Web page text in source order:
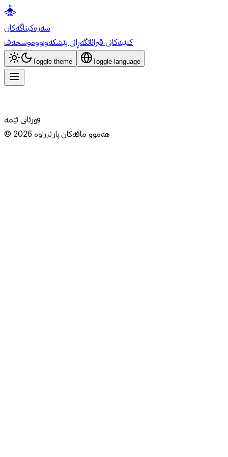
سەرەکیتاگەکان
کتێبەکانی قیرائاتگەڕانی پێشکەوتووموسحەف
Toggle theme Toggle language
قورئانی ئێمە
© 2026هەموو مافەکان پارێزراوە